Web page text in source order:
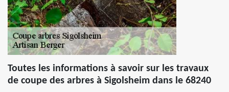
Toutes les informations à savoir sur les travaux
de coupe des arbres à Sigolsheim dans le 68240